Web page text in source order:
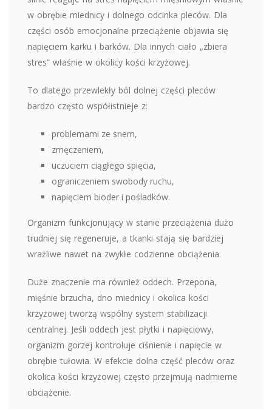
w obrębie miednicy i dolnego odcinka pleców. Dla
części osób emocjonalne przeciążenie objawia się
napięciem karku i barków. Dla innych ciało „zbiera
stres” właśnie w okolicy kości krzyżowej.
To dlatego przewlekły ból dolnej części pleców
bardzo często współistnieje z:
problemami ze snem,
zmęczeniem,
uczuciem ciągłego spięcia,
ograniczeniem swobody ruchu,
napięciem bioder i pośladków.
Organizm funkcjonujący w stanie przeciążenia dużo
trudniej się regeneruje, a tkanki stają się bardziej
wrażliwe nawet na zwykłe codzienne obciążenia.
Duże znaczenie ma również oddech. Przepona,
mięśnie brzucha, dno miednicy i okolica kości
krzyżowej tworzą wspólny system stabilizacji
centralnej. Jeśli oddech jest płytki i napięciowy,
organizm gorzej kontroluje ciśnienie i napięcie w
obrębie tułowia. W efekcie dolna część pleców oraz
okolica kości krzyżowej często przejmują nadmierne
obciążenie.